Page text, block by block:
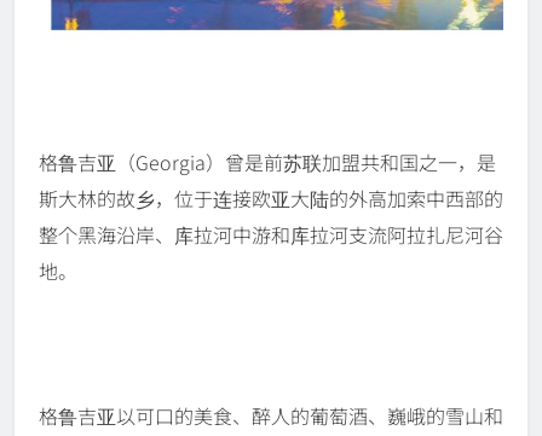
格鲁吉亚（Georgia）曾是前苏联加盟共和国之一，是
斯大林的故乡，位于连接欧亚大陆的外高加索中西部的
整个黑海沿岸、库拉河中游和库拉河支流阿拉扎尼河谷
地。
格鲁吉亚以可口的美食、醉人的葡萄酒、巍峨的雪山和